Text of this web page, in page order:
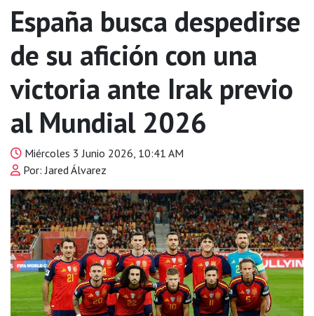
España busca despedirse
de su afición con una
victoria ante Irak previo
al Mundial 2026
Miércoles 3 Junio 2026, 10:41 AM
Por: Jared Álvarez